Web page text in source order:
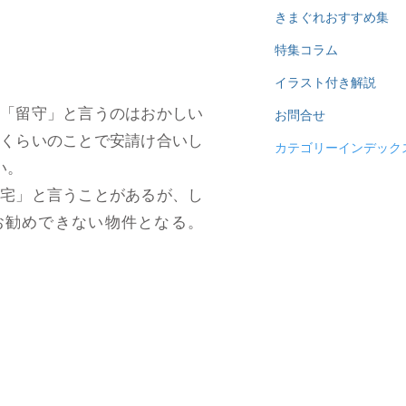
留守」と言うのはおかしい
らいのことで安請け合いし
」と言うことがあるが、し
めできない物件となる。
きまぐれおすすめ集
特集コラム
イラスト付き解説
お問合せ
カテゴリーインデック